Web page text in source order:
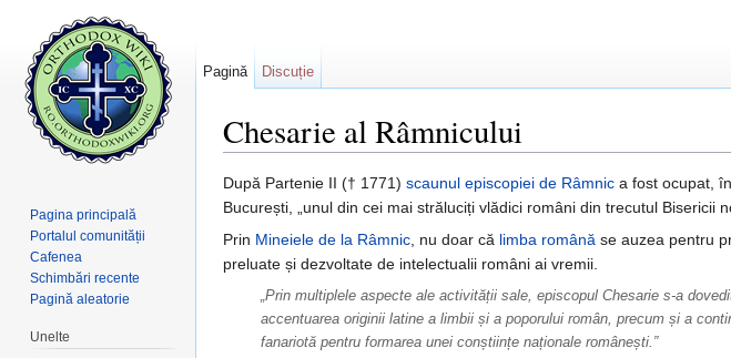
Chesarie al Râmnicului
După Partenie II († 1771) scaunul episcopiei de Râmnic a fost ocupat,
București, „unul din cei mai străluciți vlădici români din trecutul Bisericii
Prin Mineiele de la Râmnic, nu doar că limba română se auzea pentru
preluate și dezvoltate de intelectualii români ai vremii.
„Prin multiplele aspecte ale activității sale, episcopul Chesarie s-a
accentuarea originii latine a limbii și a poporului român, precum și a
fanariotă pentru formarea unei conștiințe naționale românești.”
Pagină Discuție
Pagina principală
Portalul comunității
Cafenea
Schimbări recente
Pagină aleatorie
Unelte